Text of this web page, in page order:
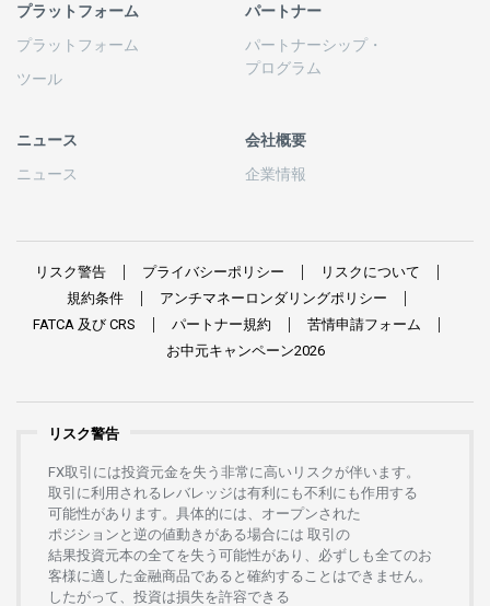
プラットフォーム
プラットフォーム
ツール
パートナー
パートナーシップ・
プログラム
ニュース
ニュース
会社概要
企業情報
リスク警告 プライバシーポリシー
リスクについて
規約条件
アンチマネーロンダリングポリシー
FATCA 及び CRS パートナー規約 苦情申請フォーム
お中元キャンペーン2026
リスク警告
FX取引には投資元金を失う 非常に高い リスクが伴います。
取引に利用さ れる レバレッジは有利にも不利にも作用する
可能性があります。 具体的には、 オープンさ れた
ポジションと 逆の値動きがある場合には 取引の
結果投資元本の全てを失う 可能性があり、 必ずしも全てのお
客様に適した金融商品であると 確約することはできません。
したがって、 投資は損失を許容できる